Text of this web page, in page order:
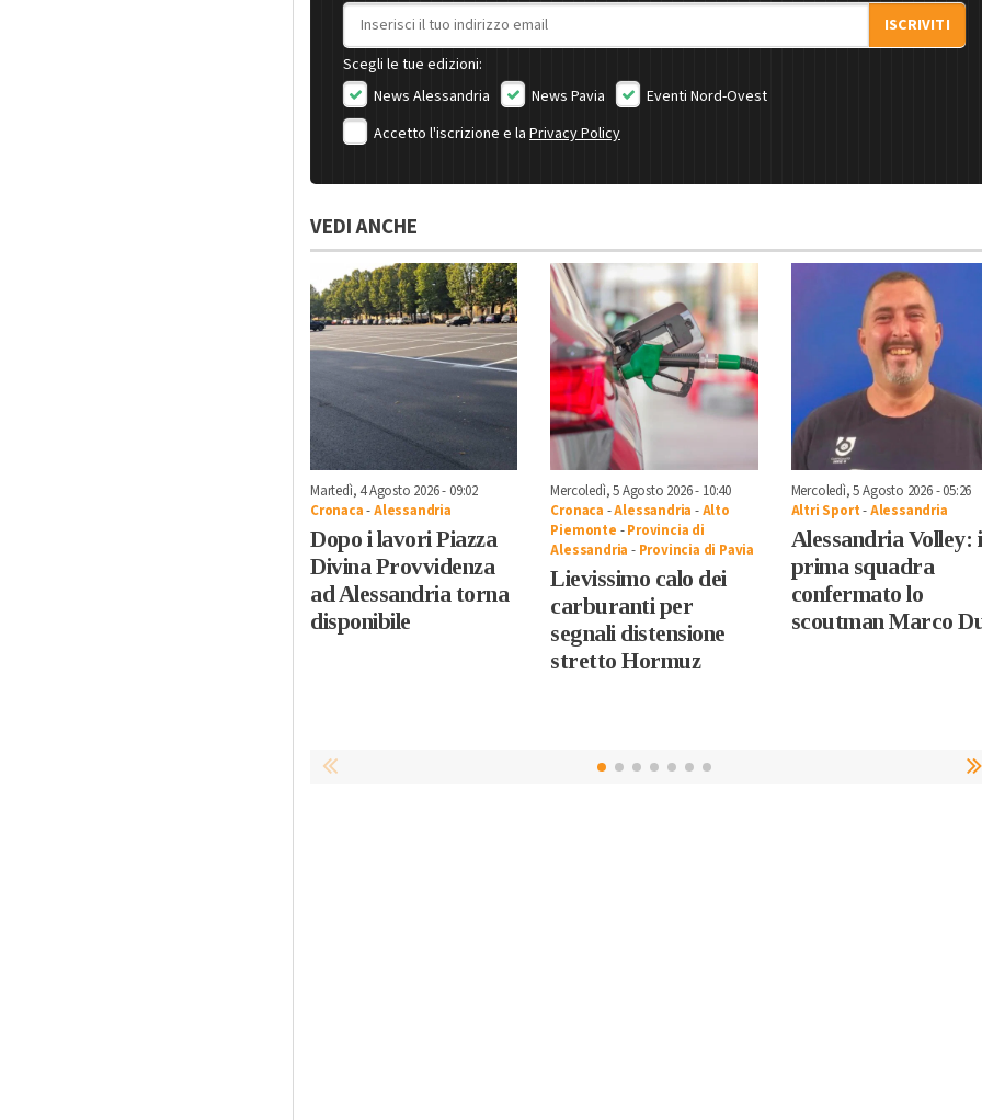
Indirizzo email
ISCRIVITI
Scegli le tue edizioni:
News Alessandria
News Pavia
Eventi Nord-Ovest
Accetto l'iscrizione e la Privacy Policy
VEDI ANCHE
Martedì, 4 Agosto 2026 - 09:02
Cronaca-Alessandria
Dopo i lavori Piazza
Divina Provvidenza
ad Alessandria torna
disponibile
Mercoledì, 5 Agosto 2026 - 10:40
Cronaca -Alessandria -Alto
Piemonte -Provincia di
Alessandria - Provincia di Pavia
Lievissimo calo dei
carburanti per
segnali distensione
stretto Hormuz
Mercoledì, 5 Agosto 2026 - 05:26
Altri Sport-Alessandria
Alessandria Volley:
prima squadra
confermato lo
scoutman Marco